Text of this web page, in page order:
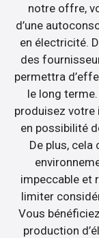
notre offre,
d’une
en électricité.
des
permettra
le long
produisez votre
en possibilité
De plus,
impeccable et
limiter
Vous
production